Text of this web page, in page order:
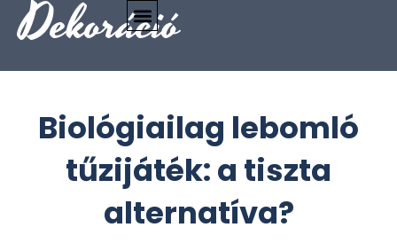
Dekoráció
Biológiailag lebomló
tűzijáték: a tiszta
alternatíva?